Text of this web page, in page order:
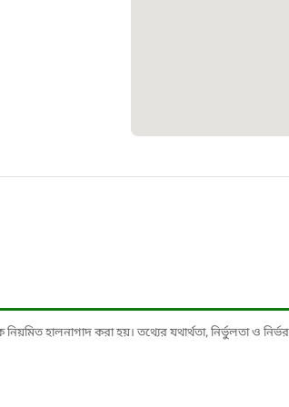
হালনাগাদ করা হয়। তথ্যের যথার্থতা, নির্ভুলতা ও